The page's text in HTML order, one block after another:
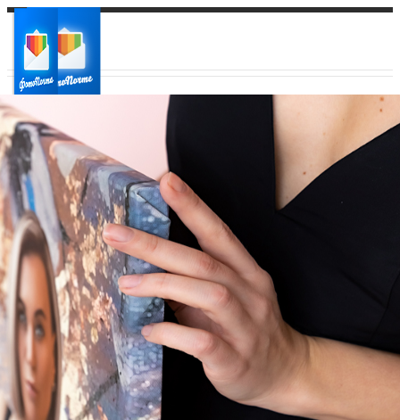
Ваш город:
Ваш регион доставки
Выберите из списка: